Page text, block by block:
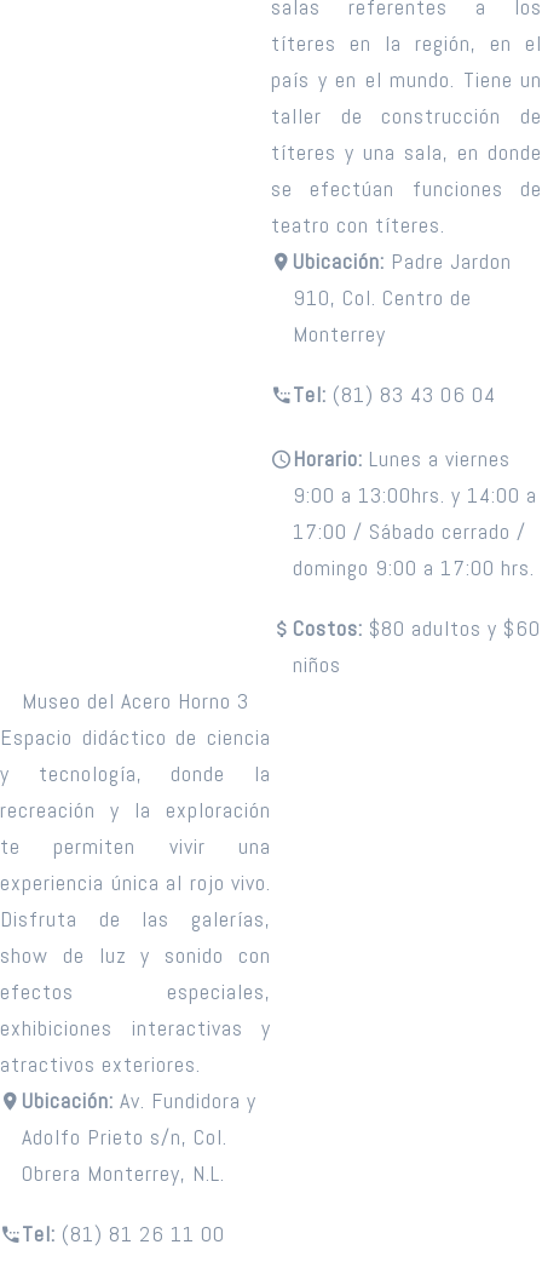
salas referentes a los
títeres en la región, en el
país y en el mundo. Tiene un
taller de construcción de
títeres y una sala, en donde
se efectúan funciones de
teatro con títeres.
Ubicación: Padre Jardon
910, Col. Centro de
Monterrey
Tel: (81) 83 43 06 04
Horario: Lunes a viernes
9:00 a 13:00hrs. y 14:00 a
17:00 / Sábado cerrado /
domingo 9:00 a 17:00 hrs.
Costos: $80 adultos y $60
niños
Museo del Acero Horno 3
Espacio didáctico de ciencia
y tecnología, donde la
recreación y la exploración
te permiten vivir una
experiencia única al rojo vivo.
Disfruta de las galerías,
show de luz y sonido con
efectos especiales,
exhibiciones interactivas y
atractivos exteriores.
Ubicación: Av. Fundidora y
Adolfo Prieto s/n, Col.
Obrera Monterrey, N.L.
Tel: (81) 81 26 11 00